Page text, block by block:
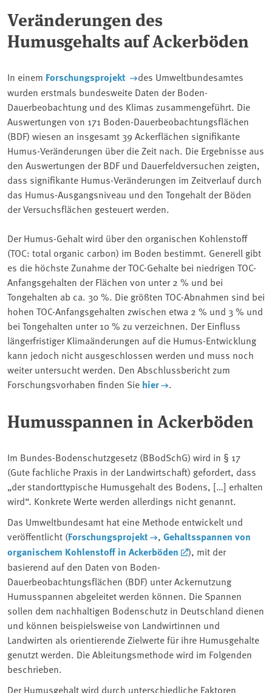
Veränderungen des
Humusgehalts auf Ackerböden
In einem Forschungsprojekt
des Umweltbundesamtes
wurden erstmals bundesweite Daten der Boden-
Dauerbeobachtung und des Klimas zusammengeführt. Die
Auswertungen von 171 Boden-Dauerbeobachtungsflächen
(BDF) wiesen an insgesamt 39 Ackerflächen signifikante
Humus-Veränderungen über die Zeit nach. Die Ergebnisse aus
den Auswertungen der BDF und Dauerfeldversuchen zeigten,
dass signifikante Humus-Veränderungen im Zeitverlauf durch
das Humus-Ausgangsniveau und den Tongehalt der Böden
der Versuchsflächen gesteuert werden.
Der Humus-Gehalt wird über den organischen Kohlenstoff
(TOC: total organic carbon) im Boden bestimmt. Generell gibt
es die höchste Zunahme der TOC-Gehalte bei niedrigen TOC-
Anfangsgehalten der Flächen von unter 2 % und bei
Tongehalten ab ca. 30 %. Die größten TOC-Abnahmen sind bei
hohen TOC-Anfangsgehalten zwischen etwa 2 % und 3 % und
bei Tongehalten unter 10 % zu verzeichnen. Der Einfluss
längerfristiger Klimaänderungen auf die Humus-Entwicklung
kann jedoch nicht ausgeschlossen werden und muss noch
weiter untersucht werden. Den Abschlussbericht zum
Forschungsvorhaben finden Sie hier .
Humusspannen in Ackerböden
Im Bundes-Bodenschutzgesetz (BBodSchG) wird in § 17
(Gute fachliche Praxis in der Landwirtschaft) gefordert, dass
„der standorttypische Humusgehalt des Bodens, […] erhalten
wird“. Konkrete Werte werden allerdings nicht genannt.
Das Umweltbundesamt hat eine Methode entwickelt und
veröffentlicht (Forschungsprojekt , Gehaltsspannen von
organischem Kohlenstoff in Ackerböden
), mit der
basierend auf den Daten von Boden-
Dauerbeobachtungsflächen (BDF) unter Ackernutzung
Humusspannen abgeleitet werden können. Die Spannen
sollen dem nachhaltigen Bodenschutz in Deutschland dienen
und können beispielsweise von Landwirtinnen und
Landwirten als orientierende Zielwerte für ihre Humusgehalte
genutzt werden. Die Ableitungsmethode wird im Folgenden
beschrieben.
Der Humusgehalt wird durch unterschiedliche Faktoren